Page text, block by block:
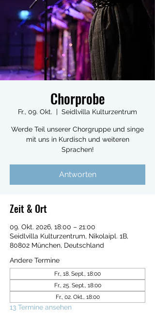
Chorprobe
Fr., 09. Okt.
  |
Seidlvilla Kulturzentrum
Werde Teil unserer Chorgruppe und singe
mit uns in Kurdisch und weiteren
Sprachen!
Antworten
Zeit & Ort
09. Okt. 2026, 18:00 – 21:00
Seidlvilla Kulturzentrum, Nikolaipl. 1B,
80802 München, Deutschland
Andere Termine
Fr., 18. Sept., 18:00
Fr., 25. Sept., 18:00
Fr., 02. Okt., 18:00
13 Termine ansehen